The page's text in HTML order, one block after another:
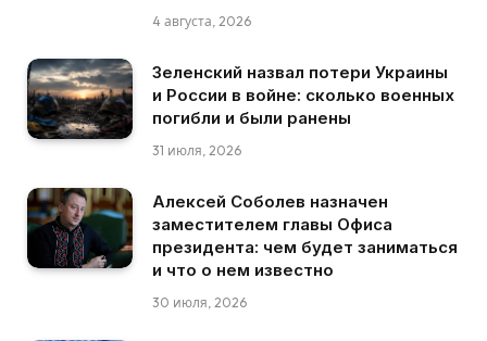
4 августа, 2026
Зеленский назвал потери Украины
и России в войне: сколько военных
погибли и были ранены
31 июля, 2026
Алексей Соболев назначен
заместителем главы Офиса
президента: чем будет заниматься
и что о нем известно
30 июля, 2026